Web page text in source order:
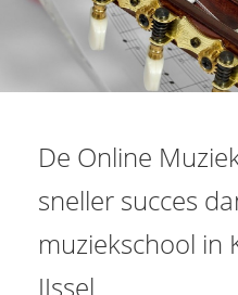
De Online
sneller succes
muziekschool in
IJssel